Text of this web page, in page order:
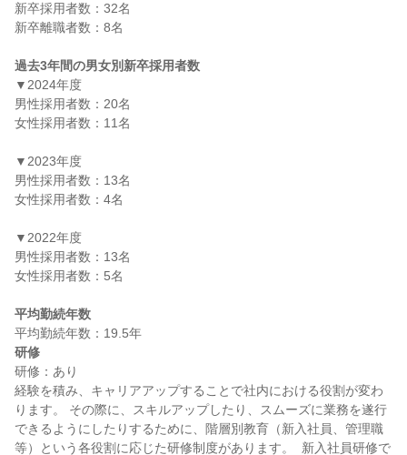
新卒採用者数：32名
新卒離職者数：8名
過去3年間の男女別新卒採用者数
▼2024年度
男性採用者数：20名
女性採用者数：11名
▼2023年度
男性採用者数：13名
女性採用者数：4名
▼2022年度
男性採用者数：13名
女性採用者数：5名
平均勤続年数
研修
研修：あり
経験を積み、キャリアアップすることで社内における役割が変わ
ります。 その際に、スキルアップしたり、スムーズに業務を遂行
できるようにしたりするために、階層別教育（新入社員、管理職
等）という各役割に応じた研修制度があります。  新入社員研修で